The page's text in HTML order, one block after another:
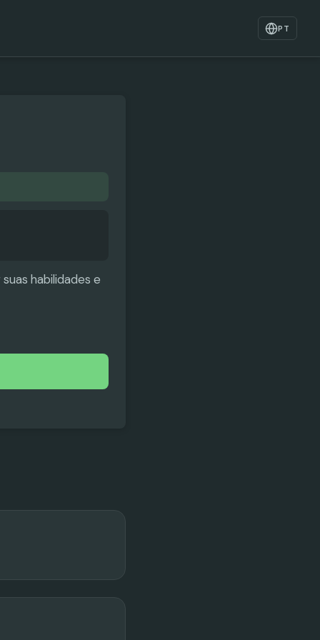
PT
habilidades e